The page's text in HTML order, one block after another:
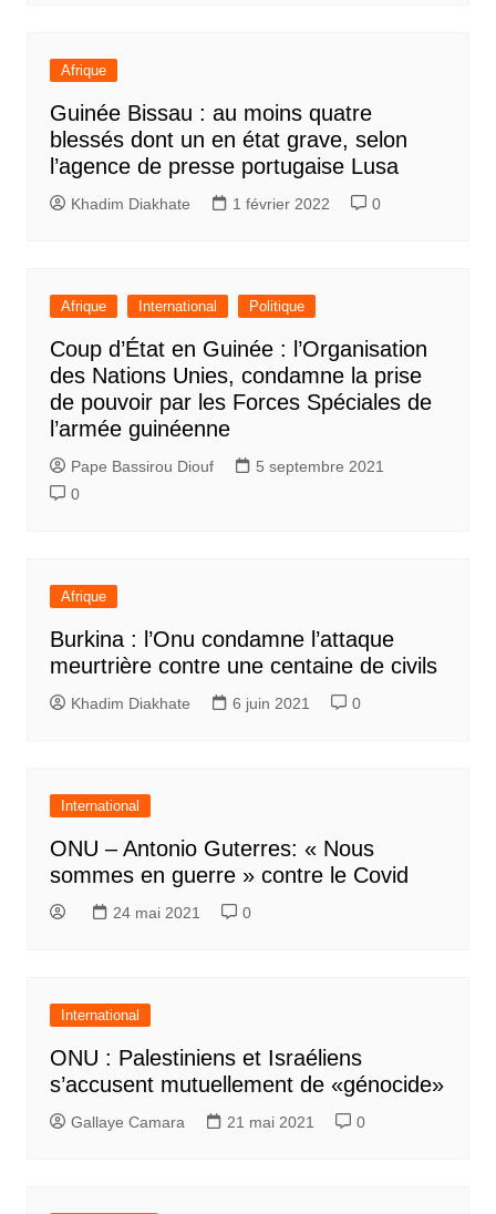
Afrique
Guinée Bissau : au moins quatre
blessés dont un en état grave, selon
l’agence de presse portugaise Lusa
Khadim Diakhate 1 février 2022 0
Afrique International Politique
Coup d’État en Guinée : l’Organisation
des Nations Unies, condamne la prise
de pouvoir par les Forces Spéciales de
l’armée guinéenne
Pape Bassirou Diouf
5 septembre 2021
0
Afrique
Burkina : l’Onu condamne l’attaque
meurtrière contre une centaine de civils
Khadim Diakhate 6 juin 2021 0
International
ONU – Antonio Guterres: « Nous
sommes en guerre » contre le Covid
24 mai 2021 0
International
ONU : Palestiniens et Israéliens
s’accusent mutuellement de «génocide»
Gallaye Camara 21 mai 2021 0